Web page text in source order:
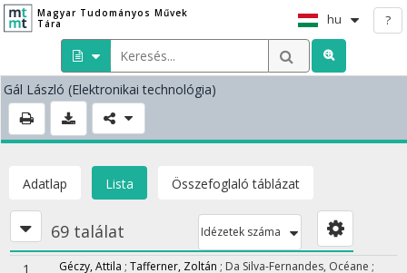
Magyar Tudományos Művek
Tára
hu ?
Gál László (Elektronikai technológia)
Adatlap Lista Összefoglaló táblázat
69 találat Idézetek száma
1 Géczy, Attila ; Tafferner, Zoltán ; Da Silva-Fernandes, Océane ;